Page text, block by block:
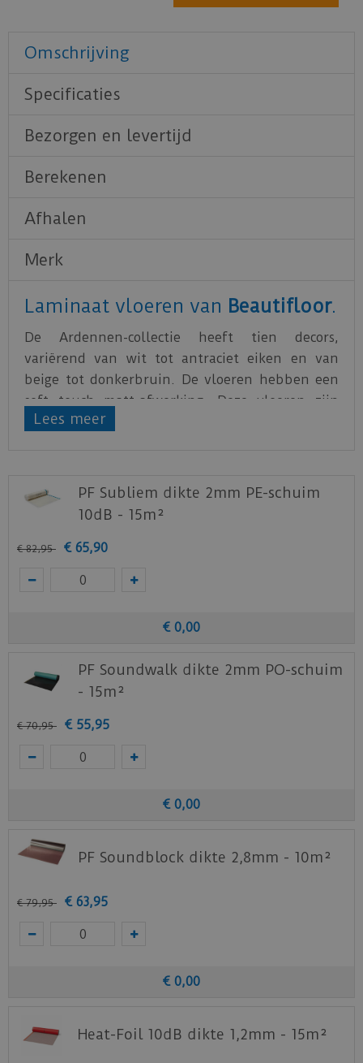
Omschrijving
Specificaties
Bezorgen en levertijd
Berekenen
Afhalen
Merk
Laminaat vloeren van Beautifloor.
De Ardennen-collectie heeft tien decors,
variërend van wit tot antraciet eiken en van
beige tot donkerbruin. De vloeren hebben een
soft touch matt-afwerking. Deze vloeren zijn
geschikt voor gebruik in woonkamers,
van 7 mm en een afmeting van 1261 x 192 mm.
Door het Uniclic® systeem is de vloer gemakkelijk
laminaat vloeren.
de leginstructies.
Lees meer
PF Subliem dikte 2mm PE-schuim
10dB - 15m²
€ 82,95 € 65,90
€ 0,00
PF Soundwalk dikte 2mm PO-schuim
- 15m²
€ 70,95 € 55,95
€ 0,00
PF Soundblock dikte 2,8mm - 10m²
€ 79,95 € 63,95
€ 0,00
Heat-Foil 10dB dikte 1,2mm - 15m²